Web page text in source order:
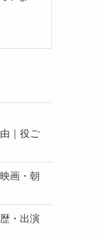
｜役ご
画・朝
・出演